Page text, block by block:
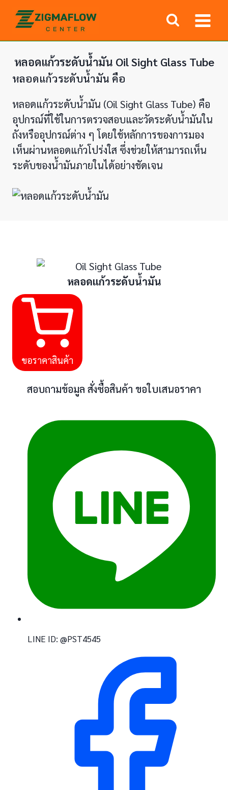
content
หลอดแก้วระดับน้ำมัน Oil Sight Glass Tube
หลอดแก้วระดับน้ำมัน คือ
หลอดแก้วระดับน้ำมัน (Oil Sight Glass Tube) คือ
อุปกรณ์ที่ใช้ในการตรวจสอบและวัดระดับน้ำมันใน
ถังหรืออุปกรณ์ต่าง ๆ โดยใช้หลักการของการมอง
เห็นผ่านหลอดแก้วโปร่งใส ซึ่งช่วยให้สามารถเห็น
ระดับของน้ำมันภายในได้อย่างชัดเจน
หลอดแก้วระดับน้ำมัน
ขอราคาสินค้า
สอบถามข้อมูล สั่งซื้อสินค้า ขอใบเสนอราคา
LINE ID: @PST4545